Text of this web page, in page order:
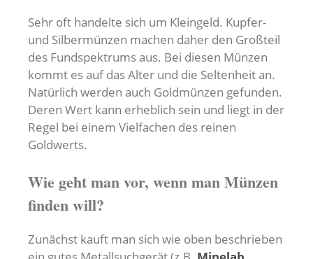
Sehr oft handelte sich um Kleingeld. Kupfer-
und Silbermünzen machen daher den Großteil
des Fundspektrums aus. Bei diesen Münzen
kommt es auf das Alter und die Seltenheit an.
Natürlich werden auch Goldmünzen gefunden.
Deren Wert kann erheblich sein und liegt in der
Regel bei einem Vielfachen des reinen
Goldwerts.
Wie geht man vor, wenn man Münzen
finden will?
Zunächst kauft man sich wie oben beschrieben